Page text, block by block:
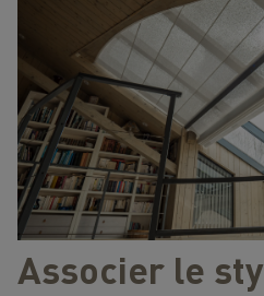
Associer le